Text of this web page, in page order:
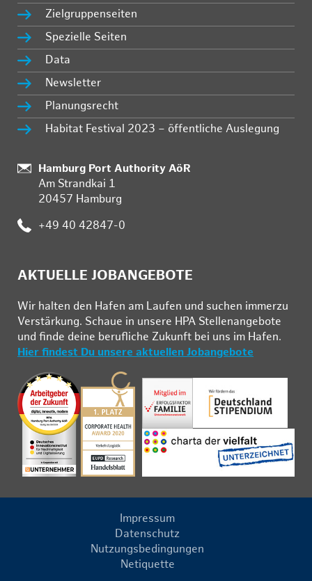
Zielgruppenseiten
Spezielle Seiten
Data
Newsletter
Planungsrecht
Habitat Festival 2023 – öffentliche Auslegung
Standort:
Hamburg Port Authority AöR
Am Strandkai 1
20457 Hamburg
Telefon:
+49 40 42847-0
AKTUELLE JOBANGEBOTE
Wir hal­ten den Ha­fen am Lau­fen und su­chen im­mer­zu
Ver­stär­kung. Schau­e in un­se­re HPA Stel­len­an­ge­bo­te
und fin­de deine be­ruf­li­che Zu­kunft bei uns im Ha­fen.
Hier findest Du unsere aktuellen Jobangebote
Impressum
Datenschutz
Nutzungsbedingungen
Netiquette